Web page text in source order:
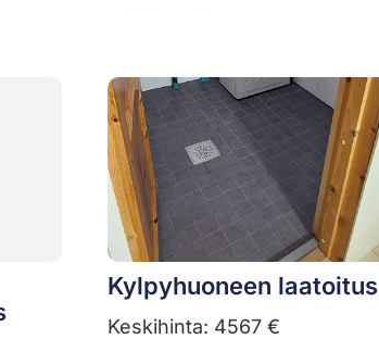
Kylpyhuoneen laatoitus
Keskihinta: 4567 €